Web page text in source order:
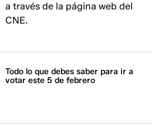
a través de la página web del
CNE.
Todo lo que debes saber para ir a
votar este 5 de febrero